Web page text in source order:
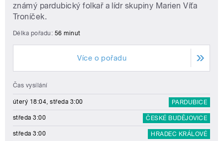
známý pardubický folkař a lídr skupiny Marien Víťa
Troníček.
Délka pořadu: 56 minut
Více o pořadu
Čas vysílání
úterý 18:04, středa 3:00 PARDUBICE
středa 3:00 ČESKÉ BUDĚJOVICE
středa 3:00 HRADEC KRÁLOVÉ